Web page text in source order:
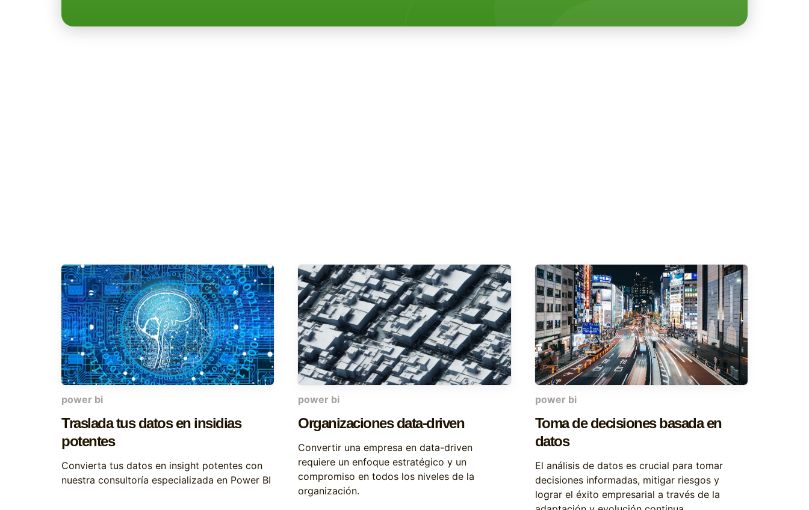
power bi
Traslada tus datos en insidias
potentes
Convierta tus datos en insight potentes con
nuestra consultoría especializada en Power BI
power bi
Organizaciones data-driven
Convertir una empresa en data-driven
requiere un enfoque estratégico y un
compromiso en todos los niveles de la
organización.
power bi
Toma de decisiones basada en
datos
El análisis de datos es crucial para tomar
decisiones informadas, mitigar riesgos y
lograr el éxito empresarial a través de la